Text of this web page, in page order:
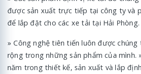
được sản xuất trực tiếp tại công ty và
để lắp đặt cho các xe tải tại Hải Phòng.
» Công nghệ tiên tiến luôn được
rộng trong những sản phẩm của mình.
năm trong thiết kế, sản xuất và lắp